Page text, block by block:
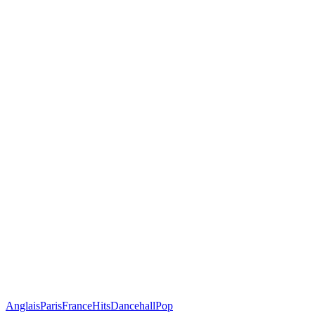
AnglaisParisFranceHitsDancehallPop